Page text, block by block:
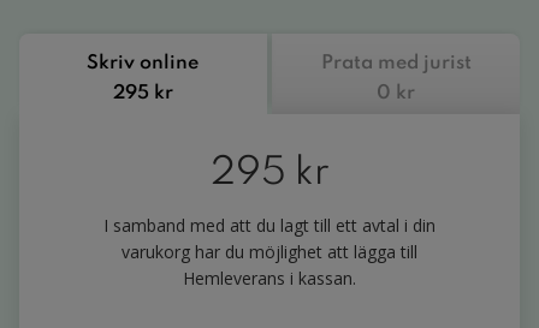
Skriv online
295 kr
Prata med jurist
0 kr
295 kr
I samband med att du lagt till ett avtal i din
varukorg har du möjlighet att lägga till
Hemleverans i kassan.